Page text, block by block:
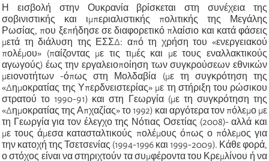
Η εισβολή στην Ουκρανία βρίσκεται στη συνέχεια της
σοβινιστικής και ιμπεριαλιστικής πολιτικής της Μεγάλης
Ρωσίας, που ξεπήδησε σε διαφορετικό πλαίσιο και κατά φάσεις
μετά τη διάλυση της ΕΣΣΔ: από τη χρήση του «ενεργειακού
πολέμου» (παίζοντας με τις τιμές και με τους εναλλακτικούς
αγωγούς) έως την εργαλειοποίηση των συγκρούσεων εθνικών
μειονοτήτων -όπως στη Μολδαβία (με τη συγκρότηση της
«Δημοκρατίας της Υπερδνειστερίας» με τη στήριξη του ρώσικου
στρατού το 1990-91) και στη Γεωργία (με τη συγκρότηση της
«Δημοκρατίας της Απχαζίας»το 1992) και αργότερα τον πόλεμο με
τη Γεωργία για τον έλεγχο της Νότιας Οσετίας (2008)- αλλά και
με τους άμεσα κατασταλτικούς πολέμους όπως ο πόλεμος για
την κατοχή της Τσετσενίας (1994-1996 και 1999-2009). Κάθε φορά,
ο στόχος είναι να στηριχτούν τα συμφέροντα του Κρεμλίνου ή να